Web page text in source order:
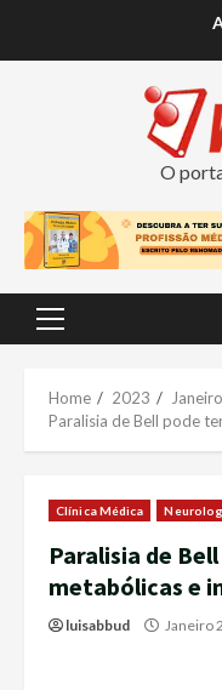
O
Primary
Home 2023 Janeiro
Paralisia de Bell pode
Clínica Médica
Paralisia de
metabólicas e
luisabbud Janeiro